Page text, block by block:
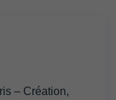
– Création,